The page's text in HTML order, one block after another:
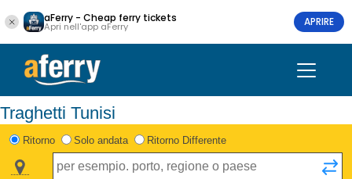
aFerry - Cheap ferry tickets
Apri nell'app aFerry APRIRE
Traghetti Tunisi
Ritorno Solo andata Ritorno Differente